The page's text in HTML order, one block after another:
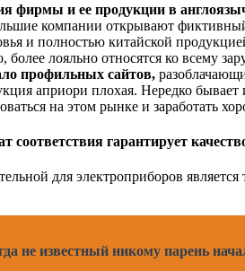
фирмы и ее продукции в
компании открывают
и полностью китайской
более лояльно относятся ко всему
профильных сайтов,
априори плохая. Нередко
на этом рынке и
соответствия гарантирует
для электроприборов
не известный никому парень